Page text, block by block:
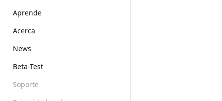
Aprende
Acerca
News
Beta-Test
Soporte